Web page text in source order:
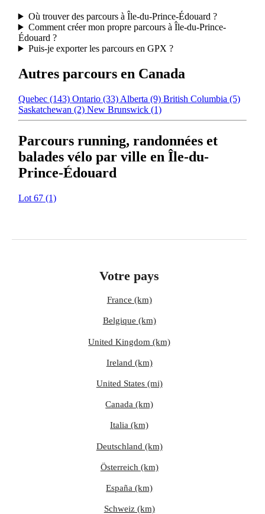
Où trouver des parcours à Île-du-Prince-Édouard ?
Comment créer mon propre parcours à Île-du-Prince-
Édouard ?
Puis-je exporter les parcours en GPX ?
Autres parcours en Canada
Quebec (143) Ontario (33) Alberta (9) British Columbia (5)
Saskatchewan (2) New Brunswick (1)
Parcours running, randonnées et
balades vélo par ville en Île-du-
Prince-Édouard
Lot 67 (1)
Votre pays
France (km)
Belgique (km)
United Kingdom (km)
Ireland (km)
United States (mi)
Canada (km)
Italia (km)
Deutschland (km)
Österreich (km)
España (km)
Schweiz (km)